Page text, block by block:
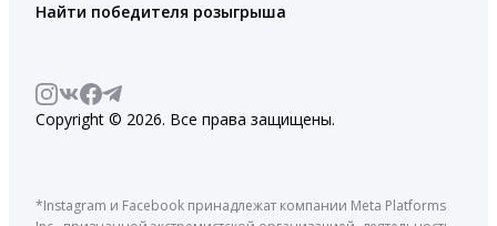
Найти победителя розыгрыша
Copyright © 2026. Все права защищены.
*Instagram и Facebook принадлежат компании Meta Platforms